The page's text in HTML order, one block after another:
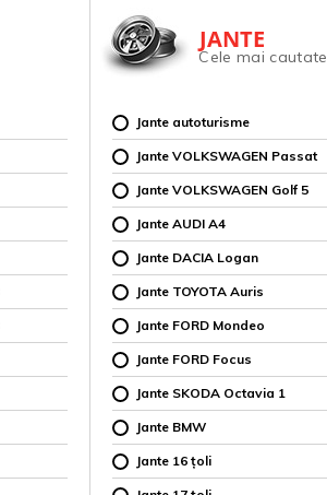
JANTE
Cele mai cautate
Jante autoturisme
Jante VOLKSWAGEN Passat
Jante VOLKSWAGEN Golf 5
Jante AUDI A4
Jante DACIA Logan
Jante TOYOTA Auris
Jante FORD Mondeo
Jante FORD Focus
Jante SKODA Octavia 1
Jante BMW
Jante 16 țoli